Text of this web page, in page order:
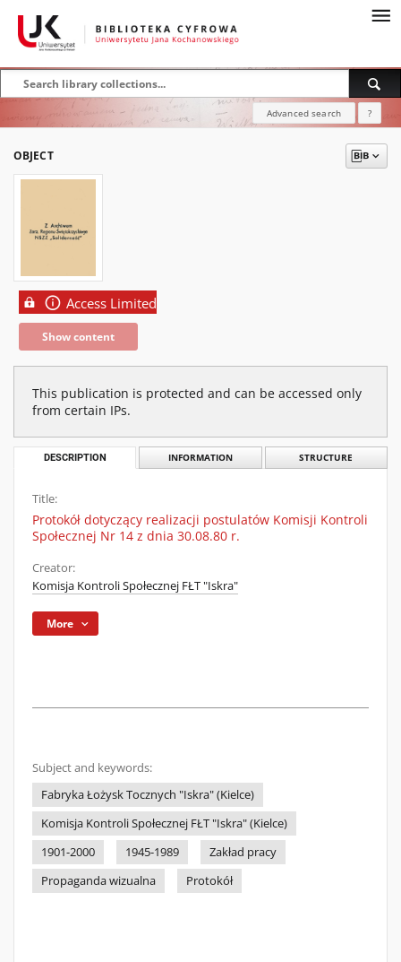
Advanced search ?
OBJECT
Access Limited
Show content
This publication is protected and can be accessed only
from certain IPs.
DESCRIPTION INFORMATION STRUCTURE
Title:
Protokół dotyczący realizacji postulatów Komisji Kontroli
Społecznej Nr 14 z dnia 30.08.80 r.
Creator:
Komisja Kontroli Społecznej FŁT "Iskra"
More
Subject and keywords:
Fabryka Łożysk Tocznych "Iskra" (Kielce)
Komisja Kontroli Społecznej FŁT "Iskra" (Kielce)
1901-2000
1945-1989
Zakład pracy
Propaganda wizualna
Protokół